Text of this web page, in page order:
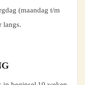
(maandag t/m
langs.